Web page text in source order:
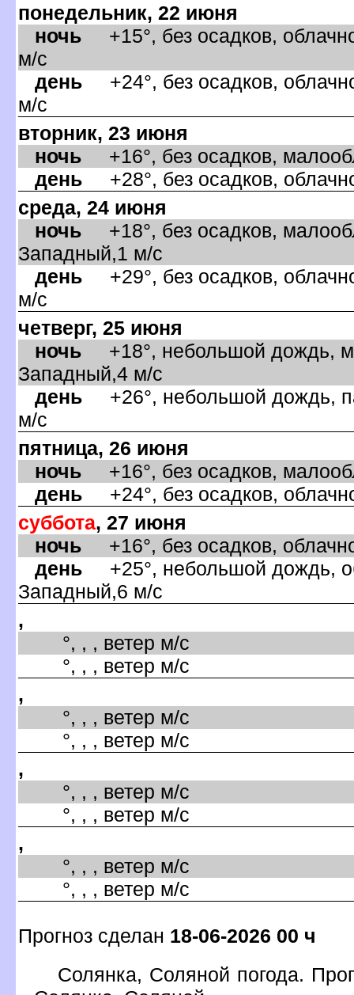
понедельник, 22 июня
ночь +15°, без осадков,
м/с
день +24°, без осадков,
м/с
торник, 23 июня
ночь +16°, без осадков,
день +28°, без осадков,
среда, 24 июня
ночь +18°, без осадков,
Западный,1 м/с
день +29°, без осадков,
м/с
четверг, 25 июня
ночь +18°, небольшой дождь,
Западный,4 м/с
день +26°, небольшой дождь,
м/с
пятница, 26 июня
ночь +16°, без осадков,
день +24°, без осадков,
суббота, 27 июня
ночь +16°, без осадков,
день +25°, небольшой дождь,
Западный,6 м/с
,
°, , , ветер м/с
°, , , ветер м/с
,
°, , , ветер м/с
°, , , ветер м/с
,
°, , , ветер м/с
°, , , ветер м/с
,
°, , , ветер м/с
°, , , ветер м/с
Прогноз сделан 18-06-2026 00 ч
Солянка, Соляной погода.